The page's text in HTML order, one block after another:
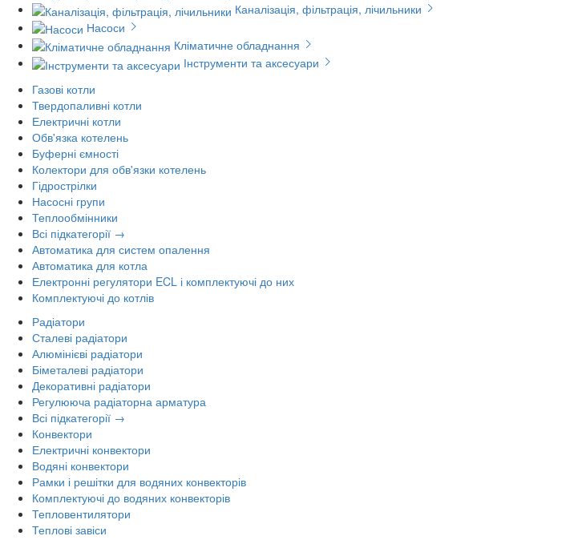
Каналізація, фільтрація, лічильники
Насоси
Кліматичне обладнання
Інструменти та аксесуари
Газові котли
Твердопаливні котли
Електричні котли
Обв'язка котелень
Буферні ємності
Колектори для обв'язки котелень
Гідрострілки
Насосні групи
Теплообмінники
Всі підкатегорії →
Автоматика для систем опалення
Автоматика для котла
Електронні регулятори ECL і комплектуючі до них
Комплектуючі до котлів
Радіатори
Сталеві радіатори
Алюмінієві радіатори
Біметалеві радіатори
Декоративні радіатори
Регулююча радіаторна арматура
Всі підкатегорії →
Конвектори
Електричні конвектори
Водяні конвектори
Рамки і решітки для водяних конвекторів
Комплектуючі до водяних конвекторів
Тепловентилятори
Теплові завіси